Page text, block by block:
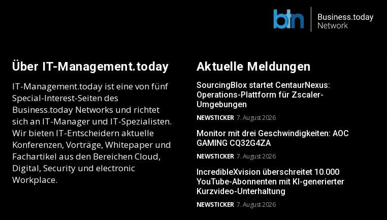
Über IT-Management.today
IT-Management.today ist eine von fünf
Special-Interest-Seiten des
Business.today Networks und richtet
sich an IT-Manager und IT-Spezialisten.
Wir bieten IT-Entscheidern aktuelle
Konferenzen, Vorträge, Whitepaper und
Fachartikel aus den Bereichen Cloud,
Digital, Security und electronic
Workplace.
Aktuelle Meldungen
SourcingBlox startet CentaurNexus:
Operations-Plattform für Zscaler-
Umgebungen
NEWSTICKER 7. August 2026
Monitor mit drei Geschwindigkeiten: AOC
GAMING CQ32G4ZA
NEWSTICKER 7. August 2026
IncredibleXvision überschreitet 10.000
YouTube-Abonnenten mit KI-generierter
Kurzvideo-Unterhaltung
NEWSTICKER 7. August 2026